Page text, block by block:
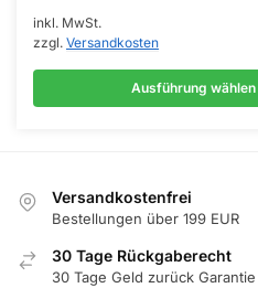
inkl. MwSt.
zzgl. Versandkosten
Ausführung wählen
mehrere
Varianten
Die
auf
der
gewählt
Versandkostenfrei
Bestellungen über 199 EUR
30 Tage Rückgaberecht
30 Tage Geld zurück Garantie